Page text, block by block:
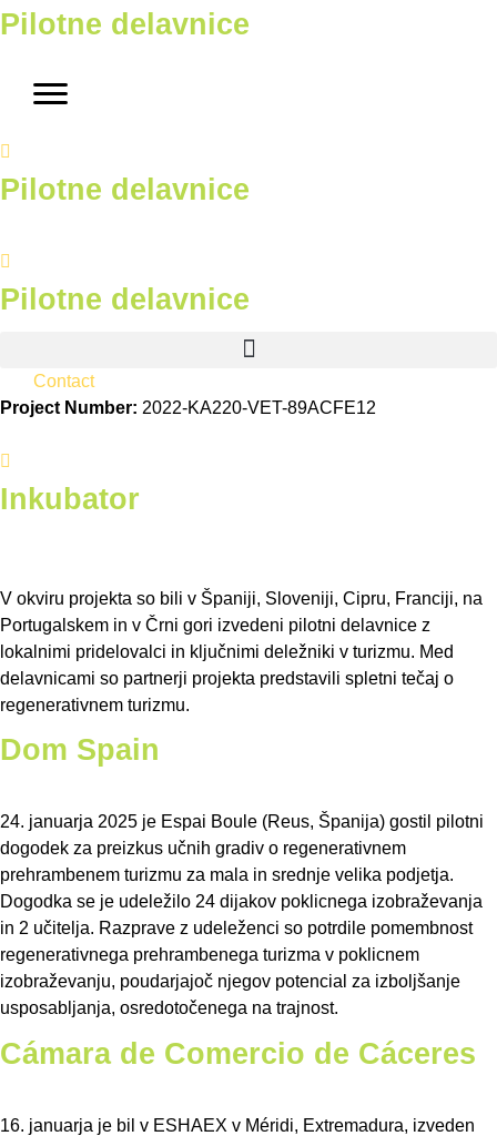
Skip
Pilotne delavnice
Pilotne delavnice
Pilotne delavnice
Contact
Project Number: 2022-KA220-VET-89ACFE12
Inkubator
V okviru projekta so bili v Španiji, Sloveniji, Cipru, Franciji, na
Portugalskem in v Črni gori izvedeni pilotni delavnice z
lokalnimi pridelovalci in ključnimi deležniki v turizmu. Med
delavnicami so partnerji projekta predstavili spletni tečaj o
regenerativnem turizmu.
Dom Spain
24. januarja 2025 je Espai Boule (Reus, Španija) gostil pilotni
dogodek za preizkus učnih gradiv o regenerativnem
prehrambenem turizmu za mala in srednje velika podjetja.
Dogodka se je udeležilo 24 dijakov poklicnega izobraževanja
in 2 učitelja. Razprave z udeleženci so potrdile pomembnost
regenerativnega prehrambenega turizma v poklicnem
izobraževanju, poudarjajoč njegov potencial za izboljšanje
usposabljanja, osredotočenega na trajnost.
Cámara de Comercio de Cáceres
16. januarja je bil v ESHAEX v Méridi, Extremadura, izveden